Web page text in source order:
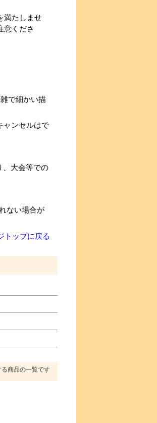
満たしませ
意くださ
で細かい描
ャンセルはで
、大会等での
ない場合が
トップに戻る
商品の一覧です